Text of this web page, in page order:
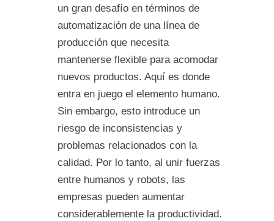
un gran desafío en términos de
automatización de una línea de
producción que necesita
mantenerse flexible para acomodar
nuevos productos. Aquí es donde
entra en juego el elemento humano.
Sin embargo, esto introduce un
riesgo de inconsistencias y
problemas relacionados con la
calidad. Por lo tanto, al unir fuerzas
entre humanos y robots, las
empresas pueden aumentar
considerablemente la productividad.